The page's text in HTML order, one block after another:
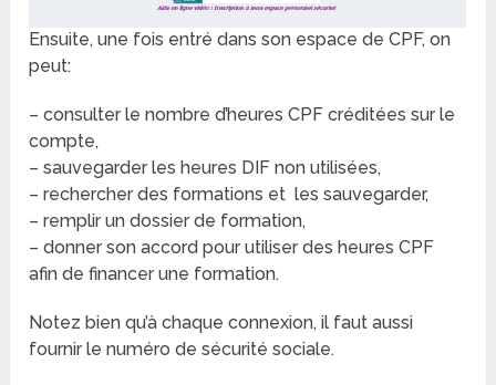
Ensuite, une fois entré dans son espace de CPF, on
peut:
– consulter le nombre d’heures CPF créditées sur le
compte,
– sauvegarder les heures DIF non utilisées,
– rechercher des formations et les sauvegarder,
– remplir un dossier de formation,
– donner son accord pour utiliser des heures CPF
afin de financer une formation.
Notez bien qu’à chaque connexion, il faut aussi
fournir le numéro de sécurité sociale.